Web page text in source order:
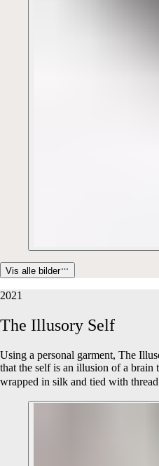
Vis alle bilder
2021
The Illusory Self
Using a personal garment, The
that the self is an illusion of a brain
wrapped in silk and tied with